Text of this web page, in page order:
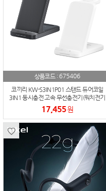
상품코드 : 675406
코끼리 KW-S3IN1P01 스탠드 듀어코일
3IN1 동시충전 고속 무선충전기(워치전기
종호환)
17,455원